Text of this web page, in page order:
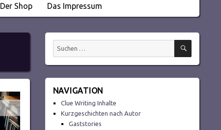
Der Shop Das Impressum
Suchen
SUCHEN
NAVIGATION
Clue Writing Inhalte
Kurzgeschichten nach Autor
Gaststories